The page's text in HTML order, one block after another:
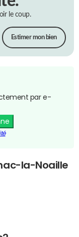
le coup.
Estimer mon bien
par e-
la-Noaille